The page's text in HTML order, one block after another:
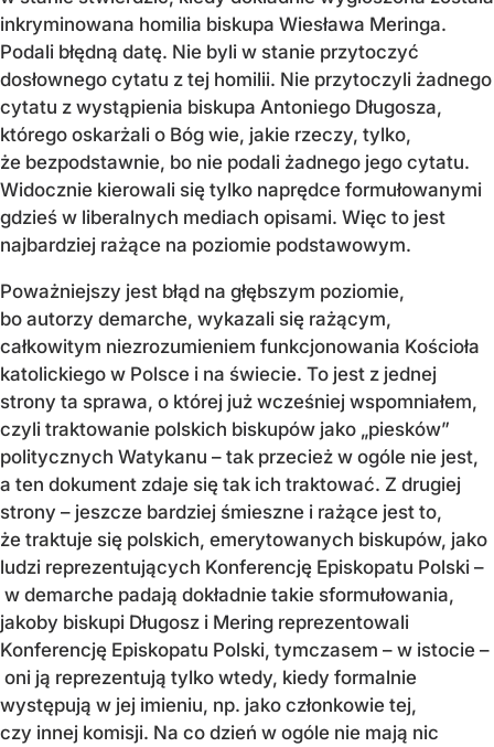
inkryminowana homilia biskupa Wiesława Meringa.
Podali błędną datę. Nie byli w stanie przytoczyć
dosłownego cytatu z tej homilii. Nie przytoczyli żadnego
cytatu z wystąpienia biskupa Antoniego Długosza,
którego oskarżali o Bóg wie, jakie rzeczy, tylko,
że bezpodstawnie, bo nie podali żadnego jego cytatu.
Widocznie kierowali się tylko naprędce formułowanymi
gdzieś w liberalnych mediach opisami. Więc to jest
najbardziej rażące na poziomie podstawowym.
Poważniejszy jest błąd na głębszym poziomie,
bo autorzy demarche, wykazali się rażącym,
całkowitym niezrozumieniem funkcjonowania Kościoła
katolickiego w Polsce i na świecie. To jest z jednej
strony ta sprawa, o której już wcześniej wspomniałem,
czyli traktowanie polskich biskupów jako „piesków”
politycznych Watykanu – tak przecież w ogóle nie jest,
a ten dokument zdaje się tak ich traktować. Z drugiej
strony – jeszcze bardziej śmieszne i rażące jest to,
że traktuje się polskich, emerytowanych biskupów, jako
ludzi reprezentujących Konferencję Episkopatu Polski –
w demarche padają dokładnie takie sformułowania,
jakoby biskupi Długosz i Mering reprezentowali
Konferencję Episkopatu Polski, tymczasem – w istocie –
oni ją reprezentują tylko wtedy, kiedy formalnie
występują w jej imieniu, np. jako członkowie tej,
czy innej komisji. Na co dzień w ogóle nie mają nic